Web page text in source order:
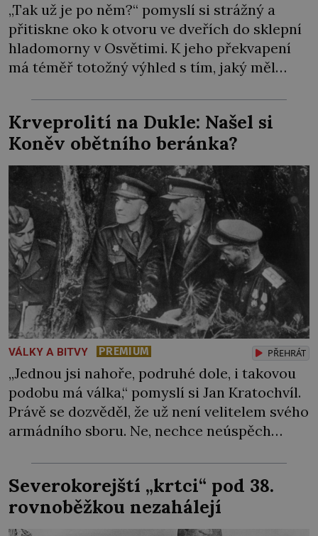
„Tak už je po něm?“ pomyslí si strážný a
přitiskne oko k otvoru ve dveřích do sklepní
hladomorny v Osvětimi. K jeho překvapení
má téměř totožný výhled s tím, jaký měl
Uvězněný kněz zde mlčky sedí na podlaze s
blaženým výrazem. Esesáci by ale rádi do
kobky hodili další nebožáky, […]
Krveprolití na Dukle: Našel si
Koněv obětního beránka?
VÁLKY A BITVY PREMIUM PŘEHRÁT
„Jednou jsi nahoře, podruhé dole, i takovou
podobu má válka,“ pomyslí si Jan Kratochvíl.
Právě se dozvěděl, že už není velitelem svého
armádního sboru. Ne, nechce neúspěch
O jeho schopnosti tu ovšem nejde. Sověti
zkrátka musejí najít viníka… Generál
Heliodor Píka (1897–1949), velitel mise
Československé armády […]
Severokorejští „krtci“ pod 38.
rovnoběžkou nezahálejí